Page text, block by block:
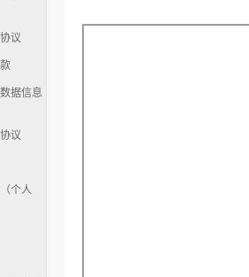
议
据信息
议
个人